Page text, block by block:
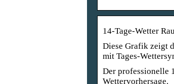
14-Tage-Wetter
Diese Grafik zeigt
mit Tages-
Der professionelle
Wettervorhersage.